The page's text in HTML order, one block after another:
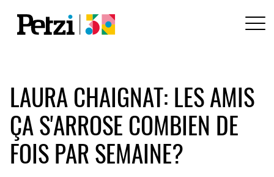
LAURA CHAIGNAT: LES AMIS
ÇA S'ARROSE COMBIEN DE
FOIS PAR SEMAINE?